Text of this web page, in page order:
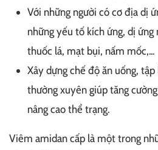
Với những người có cơ địa dị
những yếu tố kích ứng, dị ứng
thuốc lá, mạt bụi, nấm mốc,...
Xây dựng chế độ ăn uống,
thường xuyên giúp tăng
nâng cao thể trạng.
Viêm amidan cấp là một trong